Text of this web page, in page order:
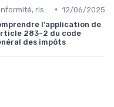
• 12/06/2025
l'application de
283-2 du code
des impôts